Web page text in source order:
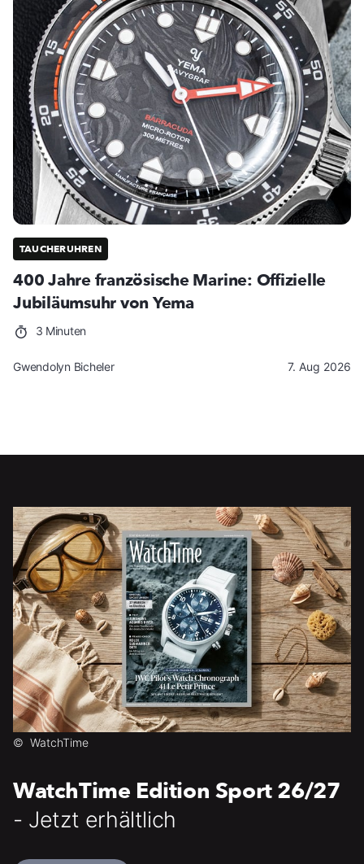
TAUCHERUHREN
400 Jahre französische Marine: Offizielle
Jubiläumsuhr von Yema
3 Minuten
Gwendolyn Bicheler 7. Aug 2026
© WatchTime
WatchTime Edition Sport 26/27
- Jetzt erhältlich